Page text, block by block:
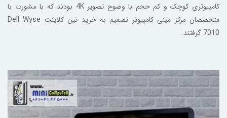
کامپیوتری کوچک و کم حجم با وضوح تصویر 4K بودند که با مشورت با
متخصصان مرکز مینی کامپیوتر تصمیم به خرید تین کلاینت Dell Wyse
7010 گرفتند.